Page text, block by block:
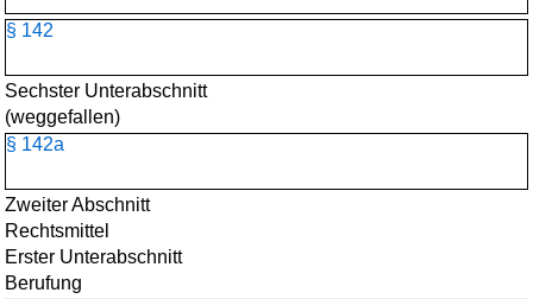
§ 142
Sechster Unterabschnitt
(weggefallen)
§ 142a
Zweiter Abschnitt
Rechtsmittel
Erster Unterabschnitt
Berufung